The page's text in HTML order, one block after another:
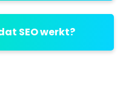
SEO werkt?